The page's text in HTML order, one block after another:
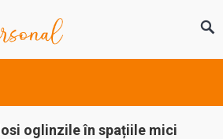
oglinzile în spațiile mici